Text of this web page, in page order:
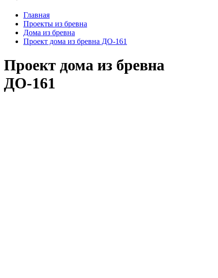
Главная
Проекты из бревна
Дома из бревна
Проект дома из бревна ДО-161
Проект дома из бревна
ДО-161